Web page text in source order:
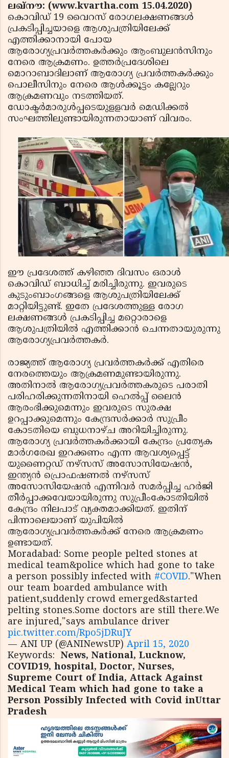
ലഖ്‌നൗ: (www.kvartha.com 15.04.2020)
കൊവിഡ് 19 വൈറസ് രോഗലക്ഷണങ്ങള്‍
പ്രകടിപ്പിച്ചയാളെ ആശുപത്രിയിലേക്ക്
എത്തിക്കാനായി പോയ
ആരോഗ്യപ്രവര്‍ത്തകര്‍ക്കും ആംബുലന്‍സിനും
നേരെ ആക്രമണം. ഉത്തര്‍പ്രദേശിലെ
മൊറാബാദിലാണ് ആരോഗ്യ പ്രവര്‍ത്തകര്‍ക്കും
പൊലീസിനും നേരെ ആള്‍ക്കൂട്ടം കല്ലേറും
ആക്രമണവും നടത്തിയത്.
ഡോക്ടര്‍മാരുള്‍പ്പടെയുളളവര്‍ മെഡിക്കല്‍
സംഘത്തിലുണ്ടായിരുന്നതായാണ് വിവരം.
ഈ പ്രദേശത്ത് കഴിഞ്ഞ ദിവസം ഒരാള്‍
കൊവിഡ് ബാധിച്ച് മരിച്ചിരുന്നു. ഇവരുടെ
കുടുംബാംഗങ്ങളെ ആശുപത്രിയിലേക്ക്
മാറ്റിയിട്ടുണ്ട്. ഇതേ പ്രദേശത്തുള്ള രോഗ
ലക്ഷണങ്ങള്‍ പ്രകടിപ്പിച്ച മറ്റൊരാളെ
ആശുപത്രിയില്‍ എത്തിക്കാന്‍ ചെന്നതായുരുന്നു
ആരോഗ്യപ്രവര്‍ത്തകര്‍.
രാജ്യത്ത് ആരോഗ്യ പ്രവര്‍ത്തകര്‍ക്ക് എതിരെ
നേരത്തെയും ആക്രമണമുണ്ടായിരുന്നു.
അതിനാല്‍ ആരോഗ്യപ്രവര്‍ത്തകരുടെ പരാതി
പരിഹരിക്കുന്നതിനായി ഹെല്‍പ്പ് ലൈന്‍
ആരംഭിക്കുമെന്നും ഇവരുടെ സുരക്ഷ
ഉറപ്പാക്കുമെന്നും കേന്ദ്രസര്‍ക്കാര്‍ സുപ്രീം
കോടതിയെ ബുധനാഴ്ച അറിയിച്ചിരുന്നു.
ആരോഗ്യ പ്രവര്‍ത്തകര്‍ക്കായി കേന്ദ്രം പ്രത്യേക
മാര്‍ഗരേഖ ഇറക്കണം എന്ന ആവശ്യപ്പെട്ട്
യുണൈറ്റഡ് നഴ്‌സസ് അസോസിയേഷന്‍,
ഇന്ത്യന്‍ പ്രൊഫഷണല്‍ നഴ്‌സസ്
അസോസിയേഷന്‍ എന്നിവര്‍ സമര്‍പ്പിച്ച ഹര്‍ജി
തീര്‍പ്പാക്കവേയായിരുന്നു സുപ്രീംകോടതിയില്‍
കേന്ദ്രം നിലപാട് വ്യക്തമാക്കിയത്. ഇതിന്
പിന്നാലെയാണ് യുപിയില്‍
ആരോഗ്യപ്രവര്‍ത്തകര്‍ക്ക് നേരെ ആക്രമണം
ഉണ്ടായത്.
Moradabad: Some people pelted stones at
medical team&police which had gone to take
a person possibly infected with #COVID."When
our team boarded ambulance with
patient,suddenly crowd emerged&started
pelting stones.Some doctors are still there.We
are injured,"says ambulance driver
pic.twitter.com/Rpo5jDRuJY
— ANI UP (@ANINewsUP) April 15, 2020
Keywords: News, National, Lucknow,
COVID19, hospital, Doctor, Nurses,
Supreme Court of India, Attack Against
Medical Team which had gone to take a
Person Possibly Infected with Covid inUttar
Pradesh